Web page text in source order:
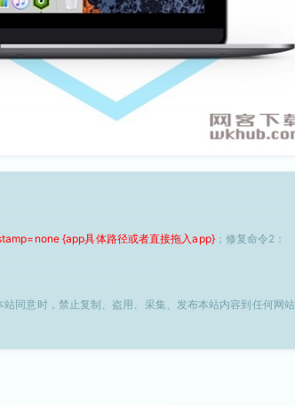
{app具体路径或者直接拖入app}；修复命令2：
同意时，禁止复制、盗用、采集、发布本站内容到任何网